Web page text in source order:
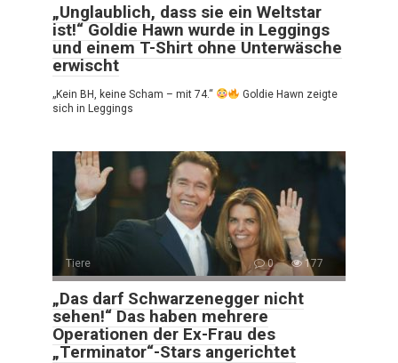
„Unglaublich, dass sie ein Weltstar
ist!“ Goldie Hawn wurde in Leggings
und einem T-Shirt ohne Unterwäsche
erwischt
„Kein BH, keine Scham – mit 74.“
Goldie Hawn zeigte
sich in Leggings
Tiere 0 177
„Das darf Schwarzenegger nicht
sehen!“ Das haben mehrere
Operationen der Ex-Frau des
„Terminator“-Stars angerichtet